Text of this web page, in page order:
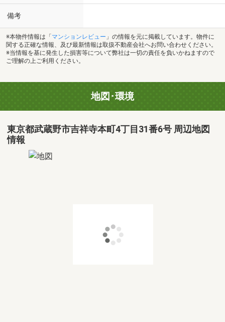
備考
※本物件情報は「 マンションレビュー 」の情報を元に掲載しています。物件に
関する正確な情報、及び最新情報は取扱不動産会社へお問い合わせください。
※当情報を基に発生した損害等について弊社は一切の責任を負いかねますので
ご理解の上ご利用ください。
地図･環境
東京都武蔵野市吉祥寺本町4丁目31番6号 周辺地図
情報